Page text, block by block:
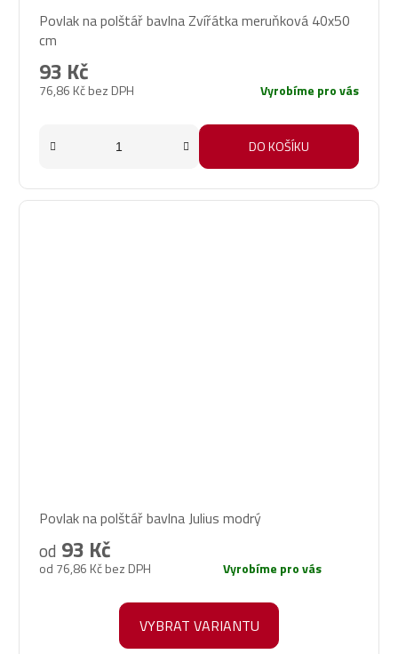
Povlak na polštář bavlna Zvířátka meruňková 40x50
cm
76,86 Kč bez DPH
93 Kč
Vyrobíme pro vás
DO KOŠÍKU
hodnocení
produktu
je
Povlak na polštář bavlna Julius modrý
od 76,86 Kč bez DPH
od 93 Kč
Vyrobíme pro vás
VYBRAT VARIANTU